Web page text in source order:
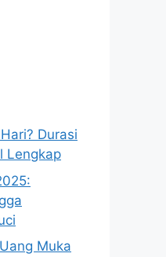
Durasi
Lengkap
Muka